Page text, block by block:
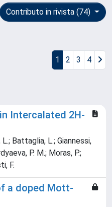
Contributo in rivista (74)
1 2 3 4
Intercalated 2H-
Battaglia, L.; Giannessi,
P. M.; Moras, P.;
F.
a doped Mott-